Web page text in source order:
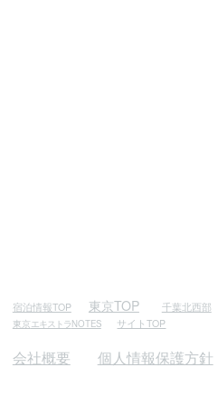
宿泊情報TOP 東京TOP 千葉北西部
東京 エキストラNOTES サイトTOP
会社概要 個人情報保護方針